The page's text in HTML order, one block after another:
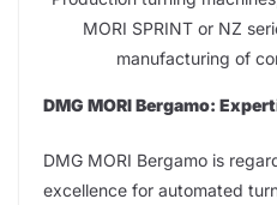
MORI SPRINT or NZ
manufacturing of
DMG MORI Bergamo:
DMG MORI Bergamo is
excellence for automated